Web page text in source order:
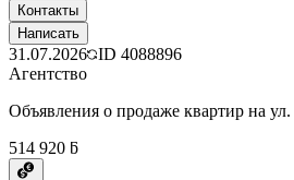
Контакты
Написать
31.07.2026 ID 4088896
Агентство
Объявления о продаже квартир на ул.
514 920 ƃ